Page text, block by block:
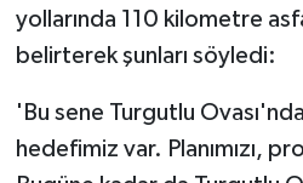
yollarında 110 kilometre
belirterek şunları söyledi:
'Bu sene Turgutlu
hedefimiz var. Planımızı,